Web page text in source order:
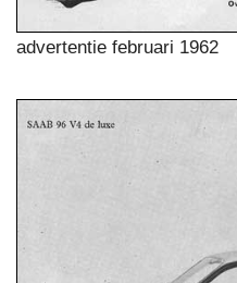
advertentie februari 1962